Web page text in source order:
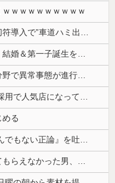
ｗｗｗｗｗｗｗｗｗｗ
る